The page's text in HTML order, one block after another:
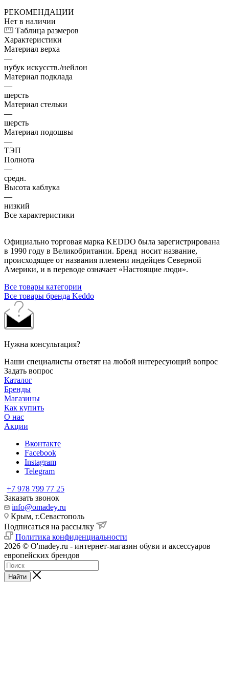
РЕКОМЕНДАЦИИ
Нет в наличии
Таблица размеров
Характеристики
Материал верха
—
нубук искусств./нейлон
Материал подклада
—
шерсть
Материал стельки
—
шерсть
Материал подошвы
—
ТЭП
Полнота
—
средн.
Высота каблука
—
низкий
Все характеристики
Официально торговая марка KEDDO была зарегистрирована
в 1990 году в Великобритании. Бренд носит название,
происходящее от названия племени индейцев Северной
Америки, и в переводе означает «Настоящие люди».
Все товары категории
Все товары бренда Keddo
Нужна консультация?
Наши специалисты ответят на любой интересующий вопрос
Задать вопрос
Каталог
Бренды
Магазины
Как купить
О нас
Акции
Вконтакте
Facebook
Instagram
Telegram
+7 978 799 77 25
Заказать звонок
info@omadey.ru
Крым, г.Севастополь
Подписаться на рассылку
Политика конфиденциальности
2026 © O'madey.ru - интернет-магазин обуви и аксессуаров
европейских брендов
Найти